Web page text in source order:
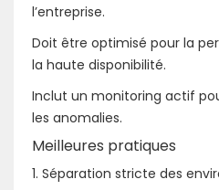
l’entreprise.
Doit être optimisé pour la
la haute disponibilité.
Inclut un monitoring actif
les anomalies.
Meilleures pratiques
1. Séparation stricte des